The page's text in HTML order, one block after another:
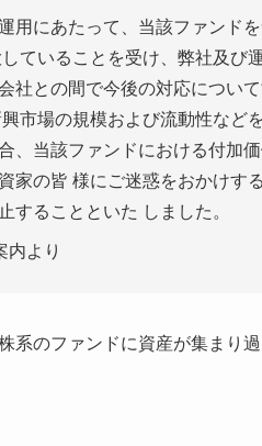
用にあたって、当該ファンド
ていることを受け、弊社及び
社との間で今後の対応につい
市場の規模および流動性など
、当該ファンドにおける付加
家の皆 様にご迷惑をおかけす
することといた しました。
内より
系のファンドに資産が集まり